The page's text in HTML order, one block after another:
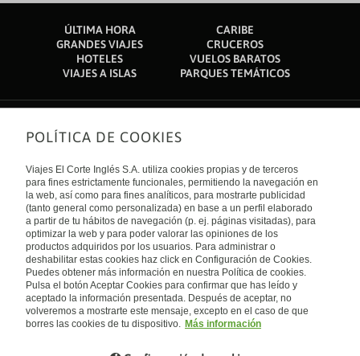
ÚLTIMA HORA
CARIBE
GRANDES VIAJES
CRUCEROS
HOTELES
VUELOS BARATOS
VIAJES A ISLAS
PARQUES TEMÁTICOS
Sobre nosotros
Quiénes somos
Financiación
Sostenibilidad
Turismo accesible
Tarjeta El Corte Inglés
Trabaja con nosotros
El Corte Inglés
Canal Ético
Enlaces de interés
Guías de viaje
Catálogos
Auto check-in
Condiciones Generales
Política de privacidad
Política de cookies
Accesibilidad
Empresas/ Grupos
Internacional
España
Visita nuestro blog
Blog de Viajes el Corte inglés
POLÍTICA DE COOKIES
Viajes El Corte Inglés S.A. utiliza cookies propias y de terceros
para fines estrictamente funcionales, permitiendo la navegación en
la web, así como para fines analíticos, para mostrarte publicidad
(tanto general como personalizada) en base a un perfil elaborado
a partir de tu hábitos de navegación (p. ej. páginas visitadas), para
optimizar la web y para poder valorar las opiniones de los
productos adquiridos por los usuarios. Para administrar o
deshabilitar estas cookies haz click en Configuración de Cookies.
Puedes obtener más información en nuestra Política de cookies.
Pulsa el botón Aceptar Cookies para confirmar que has leído y
aceptado la información presentada. Después de aceptar, no
volveremos a mostrarte este mensaje, excepto en el caso de que
borres las cookies de tu dispositivo. Más información